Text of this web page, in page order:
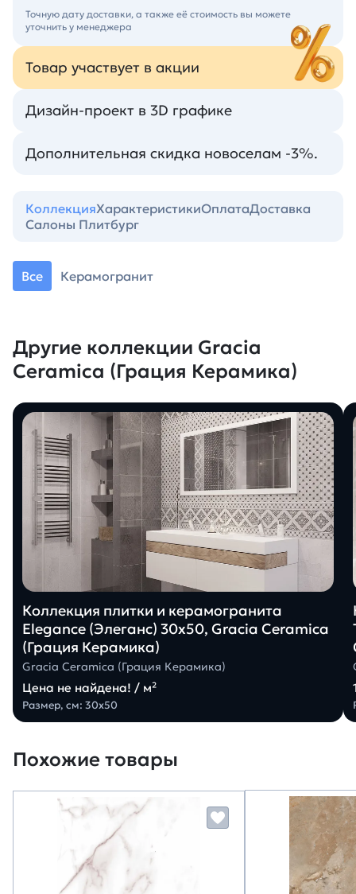
Точную дату доставки, а также её стоимость вы можете
уточнить у менеджера
Товар участвует в акции
Дизайн-проект в 3D графике
Дополнительная скидка новоселам -3%.
КоллекцияХарактеристикиОплатаДоставка
Салоны Плитбург
Все Керамогранит
Другие коллекции Gracia
Ceramica (Грация Керамика)
Коллекция плитки и керамогранита
Elegance (Элеганс) 30х50, Gracia Ceramica
(Грация Керамика)
Gracia Ceramica (Грация Керамика)
Цена не найдена! / м²
Размер, см: 30х50
Похожие товары